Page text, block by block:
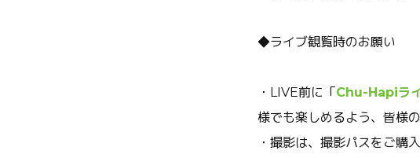
◆ライブ観覧時のお願い
・LIVE前に「Chu-Hapiラ
様でも楽しめるよう、皆様
・撮影は、撮影パスをご購